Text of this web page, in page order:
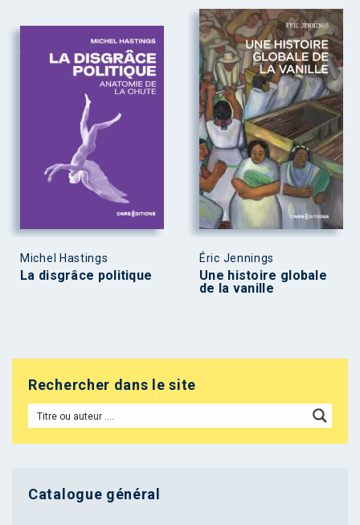
Michel Hastings
La disgrâce politique
Éric Jennings
Une histoire globale
de la vanille
Rechercher dans le site
Catalogue général